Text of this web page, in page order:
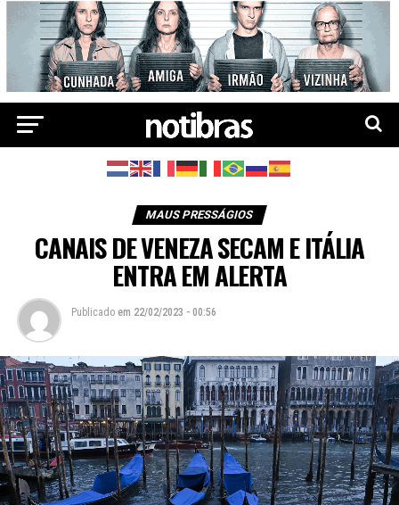
MAUS PRESSÁGIOS
CANAIS DE VENEZA SECAM E ITÁLIA
ENTRA EM ALERTA
Publicado em 22/02/2023 - 00:56